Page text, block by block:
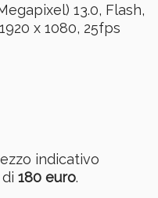
13.0, Flash,
x 1080, 25fps
indicativo
180 euro.